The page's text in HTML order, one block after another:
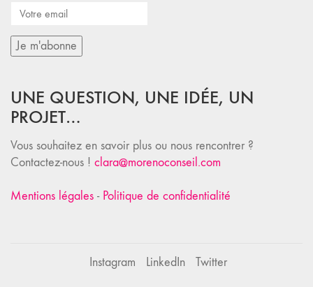
UNE QUESTION, UNE IDÉE, UN
PROJET…
Vous souhaitez en savoir plus ou nous rencontrer ?
Contactez-nous ! clara@morenoconseil.com
Mentions légales - Politique de confidentialité
Instagram LinkedIn Twitter